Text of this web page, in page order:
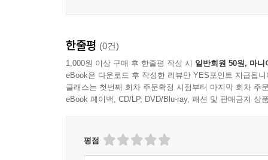
한줄평 (0건)
1,000원 이상 구매 후 한줄평 작성 시 일반회원 50원, 마니
eBook은 다운로드 후 작성한 리뷰만 YES포인트 지급됩니
클래스는 첫번째 회차 주문확정 시점부터 마지막 회차 주
eBook 페이백, CD/LP, DVD/Blu-ray, 패션 및 판매금지 상
평점